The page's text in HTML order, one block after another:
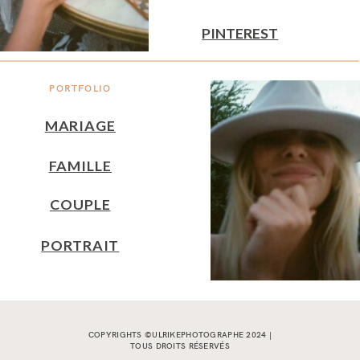
PORTFOLIO
MARIAGE
FAMILLE
PINTEREST
COUPLE
PORTRAIT
COPYRIGHTS ©ULRIKEPHOTOGRAPHE 2024 |
TOUS DROITS RÉSERVÉS